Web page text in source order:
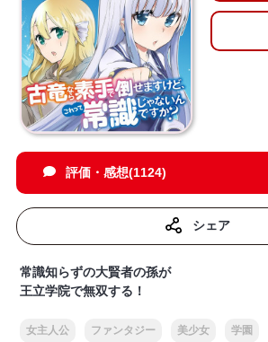
評価・感想(1124)
シェア
常識知らずの大賢者の孫が
王立学院で無双する！
女主人公 ファンタジー 美少女 学園